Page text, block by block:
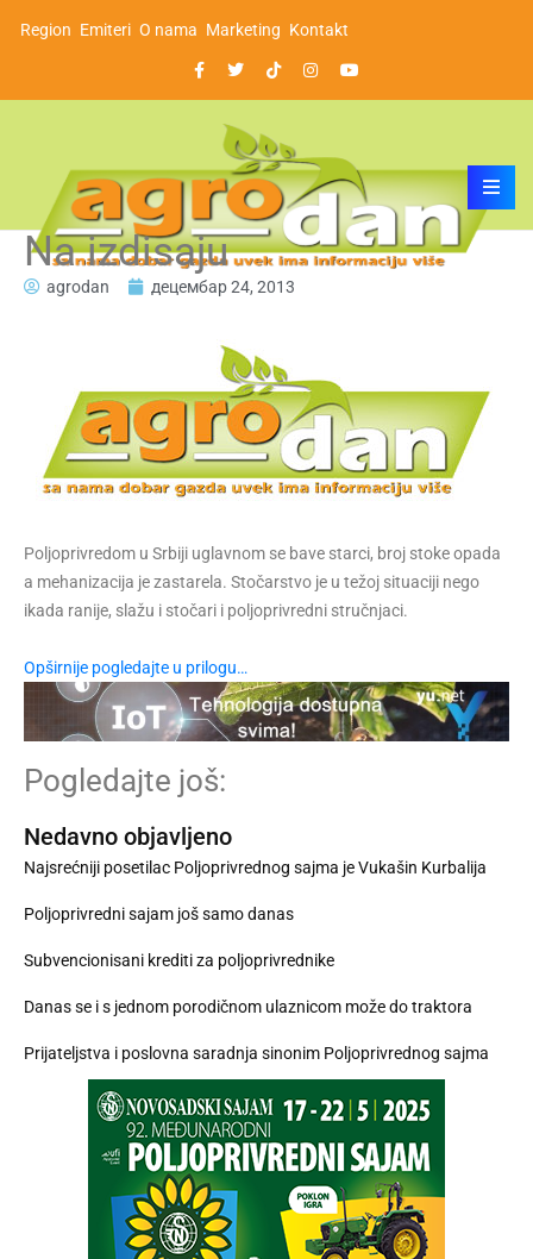
Region Emiteri O nama Marketing Kontakt
Na izdisaju
agrodan децембар 24, 2013
Poljoprivredom u Srbiji uglavnom se bave starci, broj stoke opada
a mehanizacija je zastarela. Stočarstvo je u težoj situaciji nego
ikada ranije, slažu i stočari i poljoprivredni stručnjaci.
Opširnije pogledajte u prilogu…
Pogledajte još:
Nedavno objavljeno
Najsrećniji posetilac Poljoprivrednog sajma je Vukašin Kurbalija
Poljoprivredni sajam još samo danas
Subvencionisani krediti za poljoprivrednike
Danas se i s jednom porodičnom ulaznicom može do traktora
Prijateljstva i poslovna saradnja sinonim Poljoprivrednog sajma